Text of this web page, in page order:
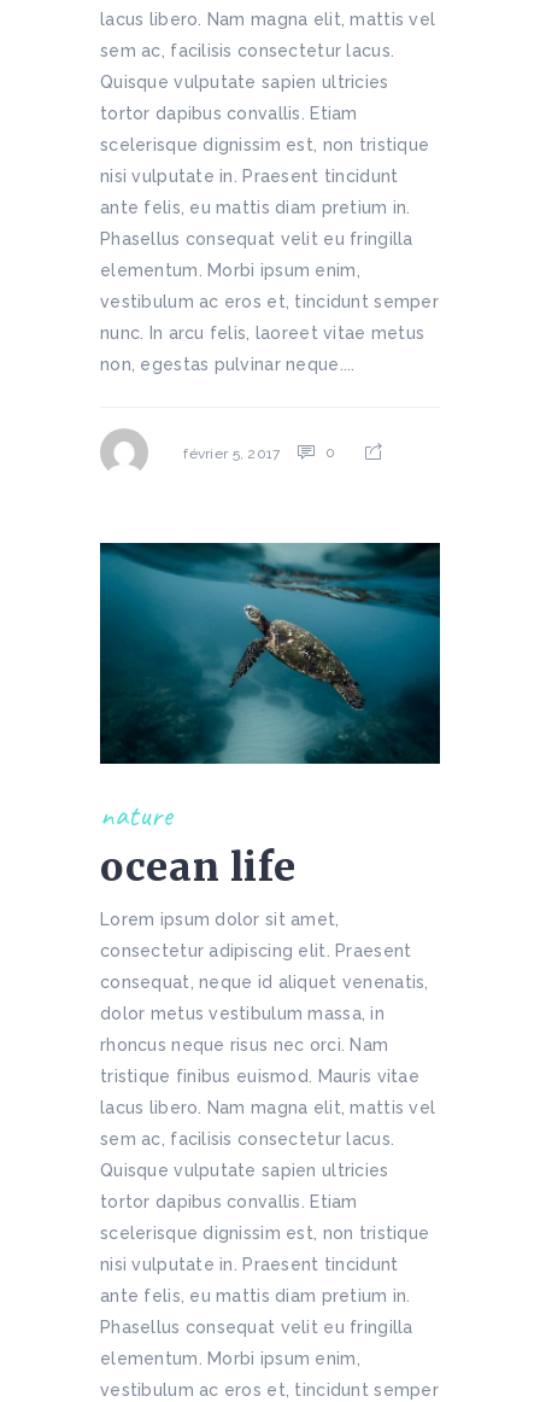
lacus libero. Nam magna elit, mattis vel
sem ac, facilisis consectetur lacus.
Quisque vulputate sapien ultricies
tortor dapibus convallis. Etiam
scelerisque dignissim est, non tristique
nisi vulputate in. Praesent tincidunt
ante felis, eu mattis diam pretium in.
Phasellus consequat velit eu fringilla
elementum. Morbi ipsum enim,
vestibulum ac eros et, tincidunt semper
nunc. In arcu felis, laoreet vitae metus
non, egestas pulvinar neque....
février 5, 2017 0
nature
ocean life
Lorem ipsum dolor sit amet,
consectetur adipiscing elit. Praesent
consequat, neque id aliquet venenatis,
dolor metus vestibulum massa, in
rhoncus neque risus nec orci. Nam
tristique finibus euismod. Mauris vitae
lacus libero. Nam magna elit, mattis vel
sem ac, facilisis consectetur lacus.
Quisque vulputate sapien ultricies
tortor dapibus convallis. Etiam
scelerisque dignissim est, non tristique
nisi vulputate in. Praesent tincidunt
ante felis, eu mattis diam pretium in.
Phasellus consequat velit eu fringilla
elementum. Morbi ipsum enim,
vestibulum ac eros et, tincidunt semper